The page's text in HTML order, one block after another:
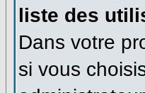
liste des
Dans votre
si vous